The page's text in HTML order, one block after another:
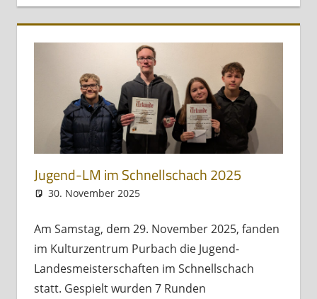
Jugend-LM im Schnellschach 2025
30. November 2025
Am Samstag, dem 29. November 2025, fanden
im Kulturzentrum Purbach die Jugend-
Landesmeisterschaften im Schnellschach
statt. Gespielt wurden 7 Runden